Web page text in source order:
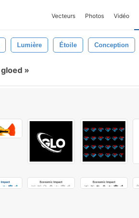
Vecteurs Photos Vidéo
Lumière Étoile Conception
gloed